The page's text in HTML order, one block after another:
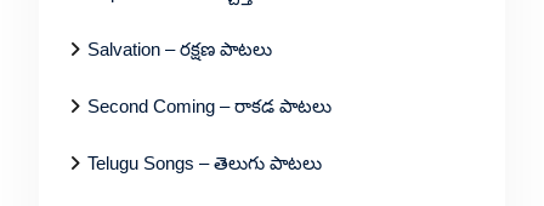
Salvation – రక్షణ పాటలు
Second Coming – రాకడ పాటలు
Telugu Songs – తెలుగు పాటలు